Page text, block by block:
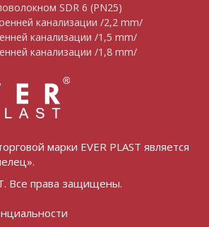
SDR 6 (PN25)
канализации /2,2 mm/
канализации /1,5 mm/
канализации /1,8 mm/
марки EVER PLAST является
Все права защищены.